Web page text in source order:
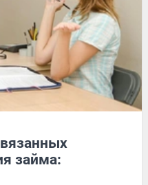
займа: